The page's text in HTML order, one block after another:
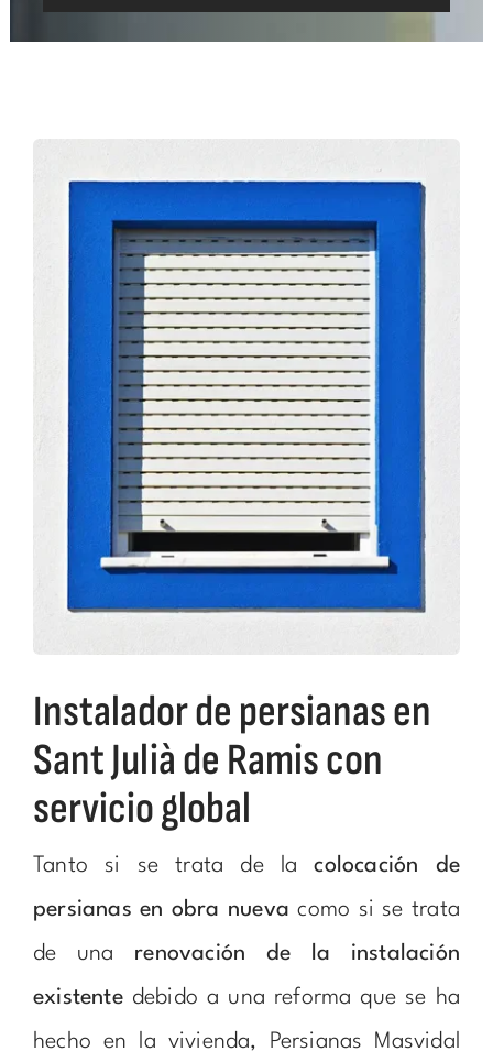
Instalador de persianas en
Sant Julià de Ramis con
servicio global
Tanto si se trata de lacolocación de
persianas en obra nueva como si se trata
de una renovación de la instalación
existentedebido a una reforma que se ha
hecho en la vivienda, Persianas Masvidal